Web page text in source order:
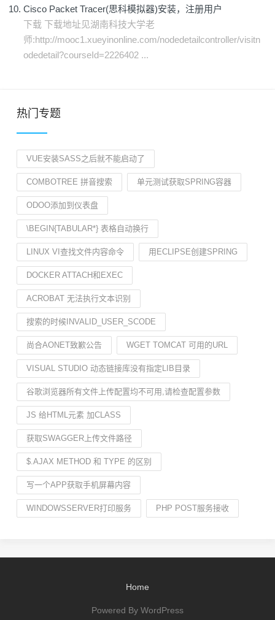
Cisco Packet Tracer(思科模拟器)安装，注册用户
下载 下载地址见湖南科技大学老
师:http://mooc1.xueyinonline.com/nodedetailcontroller/visitn
odedetail?courseId=2226402 ...
热门专题
VUE安装SASS之后就不能启动了
COMBOTREE 拼音搜索 单元测试获取SPRING容器
ODOO添加到仪表盘
\BEGIN{TABULAR*} 表格自动换行
LINUX VI查找文件内容命令 用ECLIPSE创建SPRING
DOCKER ATTACH和EXEC
ACROBAT 无法执行文本识别
搜索的时候INVALID_USER_SCODE
尚合AONET致歉公告 WGET TOMCAT 可用的URL
VISUAL STUDIO 动态链接库没有指定LIB目录
谷歌浏览器所有文件上传配置均不可用,请检查配置参数
JS 给HTML元素 加CLASS
获取SWAGGER上传文件路径
$.AJAX METHOD 和 TYPE 的区别
写一个APP获取手机屏幕内容
WINDOWSSERVER打印服务 PHP POST服务接收
Home
Powered By WordPress